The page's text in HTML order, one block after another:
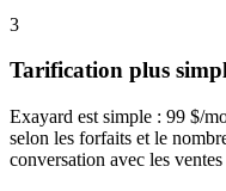
3
Tarification plus
Exayard est simple : 99 $/
selon les forfaits et le
conversation avec les